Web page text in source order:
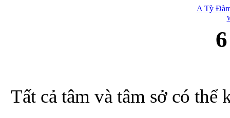
A Tỳ
Tất cả tâm và tâm sở có